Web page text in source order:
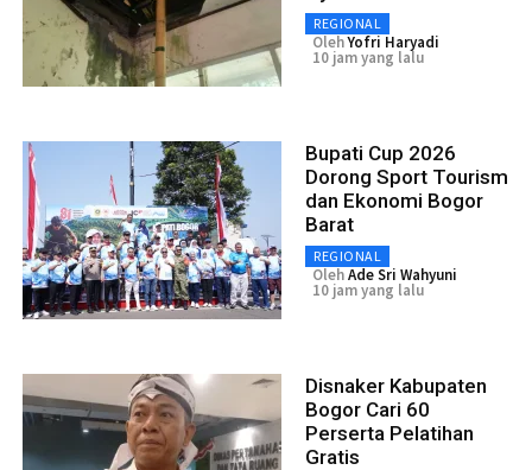
REGIONAL
OlehYofri Haryadi
10 jam yang lalu
Bupati Cup 2026
Dorong Sport Tourism
dan Ekonomi Bogor
Barat
REGIONAL
OlehAde Sri Wahyuni
10 jam yang lalu
Disnaker Kabupaten
Bogor Cari 60
Perserta Pelatihan
Gratis